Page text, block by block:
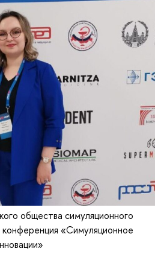
общества симуляционного
«Симуляционное